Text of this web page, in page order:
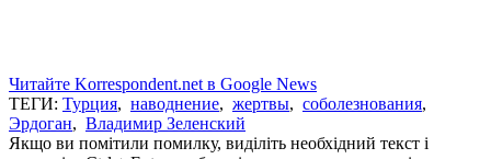
Читайте Korrespondent.net в Google News
ТЕГИ: Турция, наводнение, жертвы, соболезнования,
Эрдоган, Владимир Зеленский
Якщо ви помітили помилку, виділіть необхідний текст і